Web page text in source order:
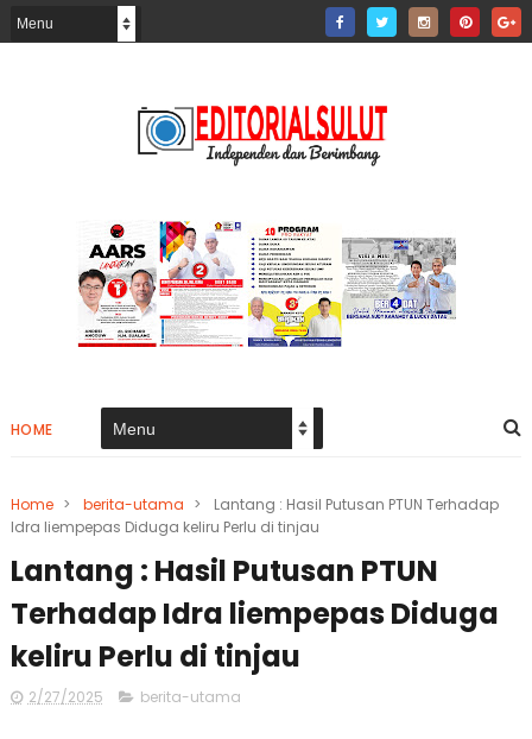
HOME
Home > berita-utama >
Lantang : Hasil Putusan PTUN Terhadap
Idra liempepas Diduga keliru Perlu di tinjau
Lantang : Hasil Putusan PTUN
Terhadap Idra liempepas Diduga
keliru Perlu di tinjau
2/27/2025 berita-utama